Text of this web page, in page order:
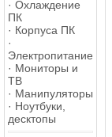
· Охлаждение
ПК
· Корпуса ПК
·
Электропитание
· Мониторы и
ТВ
· Манипуляторы
· Ноутбуки,
десктопы